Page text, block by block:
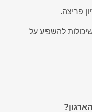
פריצה.
להשפיע על